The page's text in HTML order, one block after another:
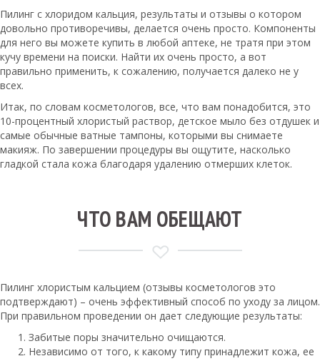
Пилинг с хлоридом кальция, результаты и отзывы о котором
довольно противоречивы, делается очень просто. Компоненты
для него вы можете купить в любой аптеке, не тратя при этом
кучу времени на поиски. Найти их очень просто, а вот
правильно применить, к сожалению, получается далеко не у
всех.
Итак, по словам косметологов, все, что вам понадобится, это
10-процентный хлористый раствор, детское мыло без отдушек и
самые обычные ватные тампоны, которыми вы снимаете
макияж. По завершении процедуры вы ощутите, насколько
гладкой стала кожа благодаря удалению отмерших клеток.
ЧТО ВАМ ОБЕЩАЮТ
Пилинг хлористым кальцием (отзывы косметологов это
подтверждают) – очень эффективный способ по уходу за лицом.
При правильном проведении он дает следующие результаты:
Забитые поры значительно очищаются.
Независимо от того, к какому типу принадлежит кожа, ее